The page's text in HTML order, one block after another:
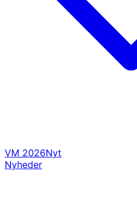
VM 2026Nyt
Nyheder